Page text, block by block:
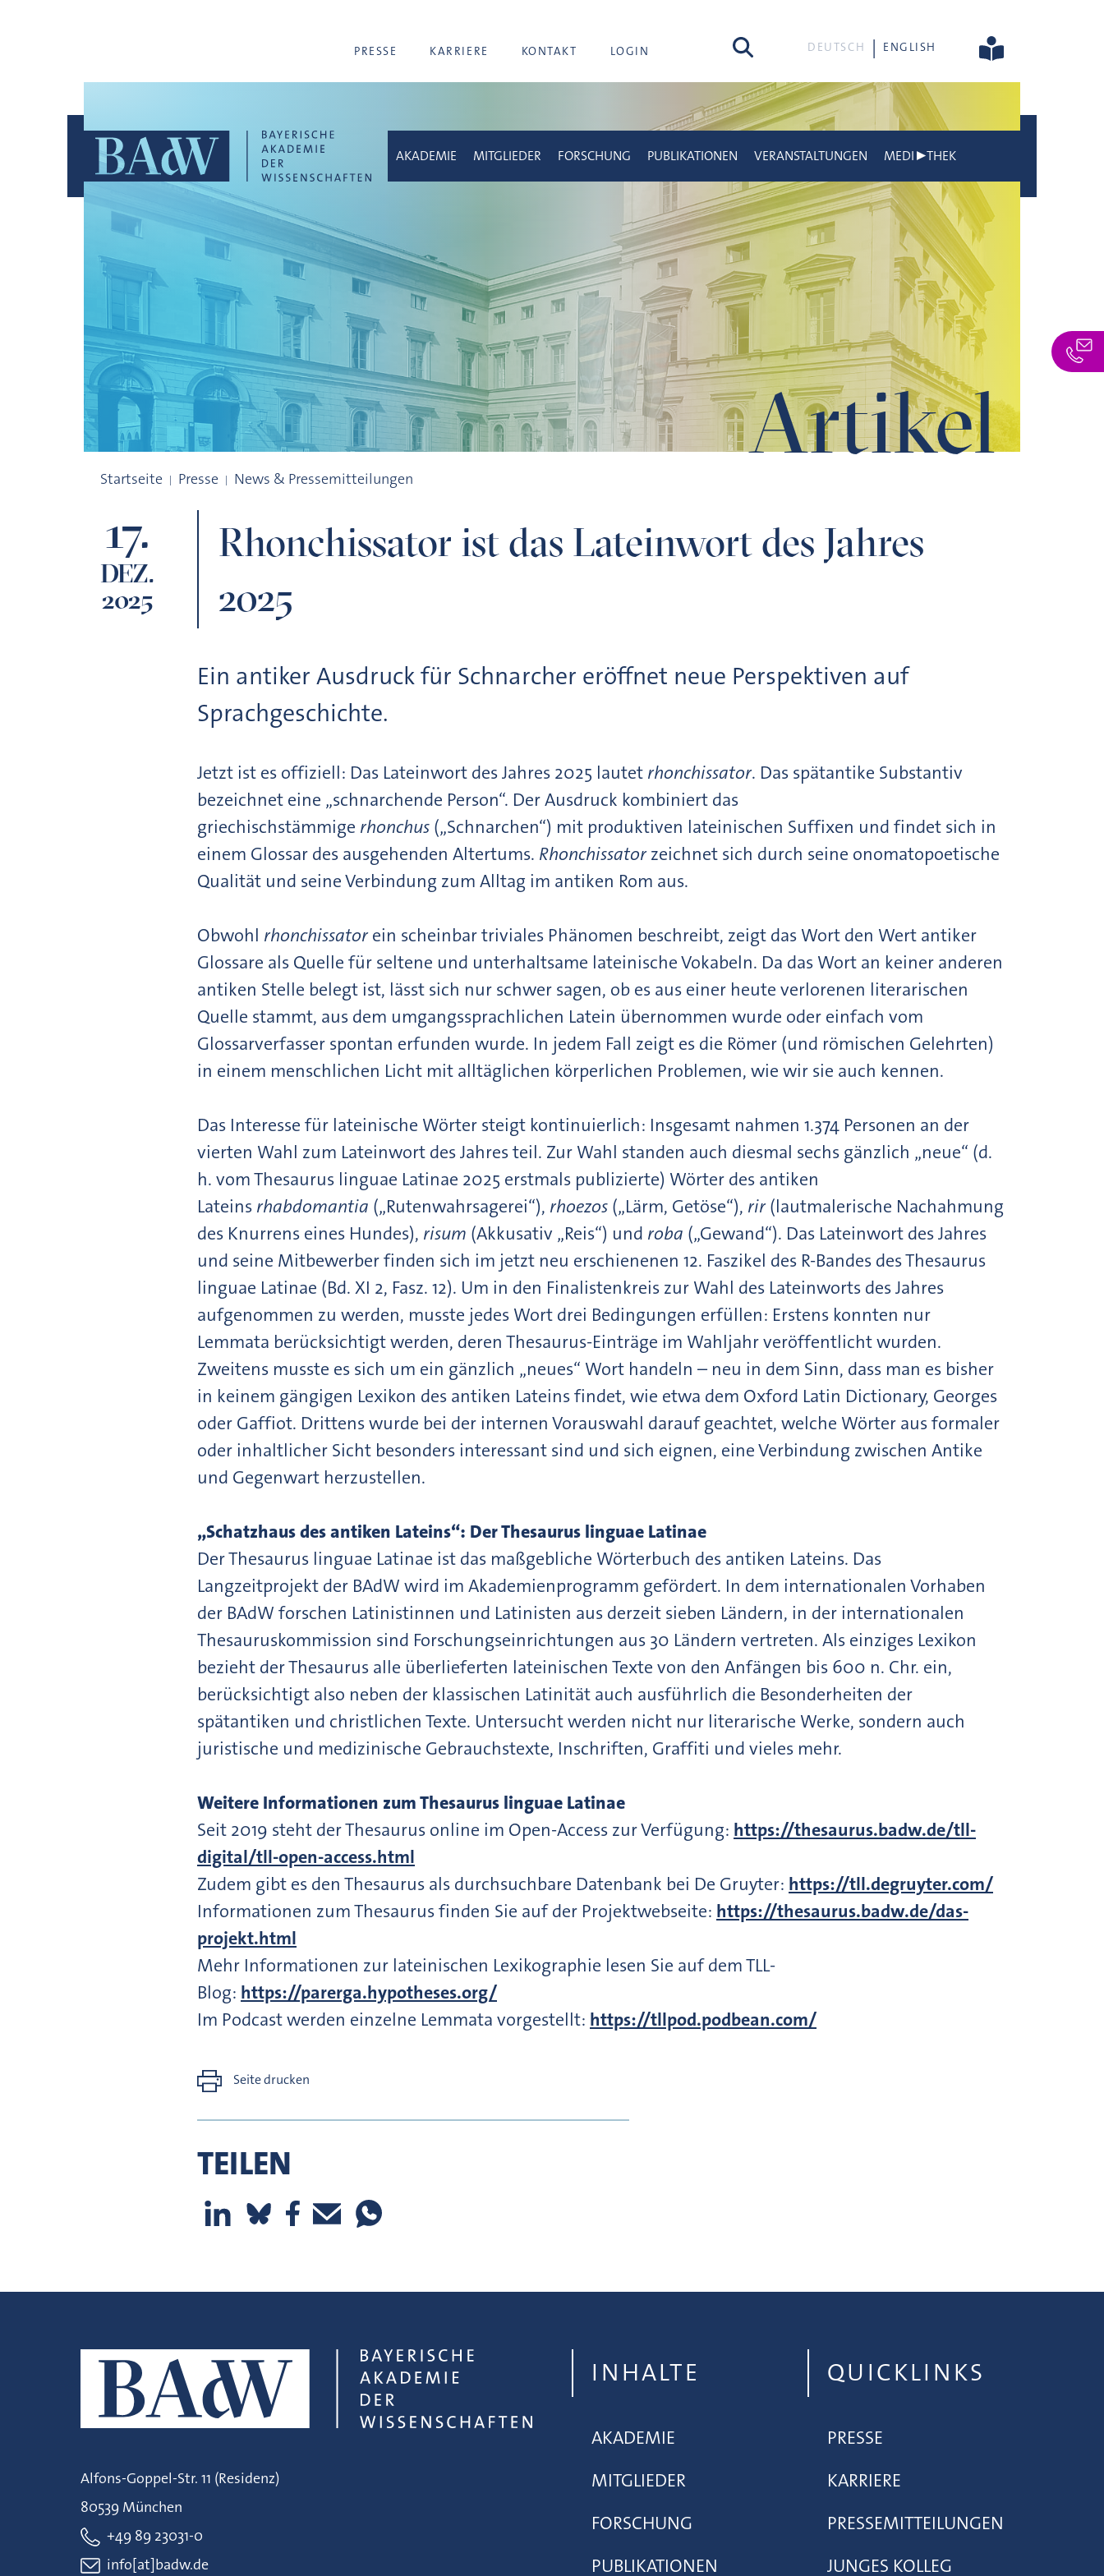
PRESSE KARRIERE KONTAKT LOGIN Suche DEUTSCH ENGLISH
Artikel
AKADEMIE MITGLIEDER FORSCHUNG PUBLIKATIONEN VERANSTALTUNGEN MEDI▶THEK
Startseite Presse News & Pressemitteilungen
17.
DEZ.
2025
Rhonchissator ist das Lateinwort des Jahres
2025
Ein antiker Ausdruck für Schnarcher eröffnet neue Perspektiven auf
Sprachgeschichte.
Jetzt ist es offiziell: Das Lateinwort des Jahres 2025 lautet rhonchissator. Das spätantike Substantiv
bezeichnet eine „schnarchende Person“. Der Ausdruck kombiniert das
griechischstämmige rhonchus („Schnarchen“) mit produktiven lateinischen Suffixen und findet sich in
einem Glossar des ausgehenden Altertums. Rhonchissatorzeichnet sich durch seine onomatopoetische
Qualität und seine Verbindung zum Alltag im antiken Rom aus.
Obwohl rhonchissatorein scheinbar triviales Phänomen beschreibt, zeigt das Wort den Wert antiker
Glossare als Quelle für seltene und unterhaltsame lateinische Vokabeln. Da das Wort an keiner anderen
antiken Stelle belegt ist, lässt sich nur schwer sagen, ob es aus einer heute verlorenen literarischen
Quelle stammt, aus dem umgangssprachlichen Latein übernommen wurde oder einfach vom
Glossarverfasser spontan erfunden wurde. In jedem Fall zeigt es die Römer (und römischen Gelehrten)
in einem menschlichen Licht mit alltäglichen körperlichen Problemen, wie wir sie auch kennen.
Das Interesse für lateinische Wörter steigt kontinuierlich: Insgesamt nahmen 1.374 Personen an der
vierten Wahl zum Lateinwort des Jahres teil. Zur Wahl standen auch diesmal sechs gänzlich „neue“ (d.
h. vom Thesaurus linguae Latinae 2025 erstmals publizierte) Wörter des antiken
Lateins rhabdomantia („Rutenwahrsagerei“), rhoezos („Lärm, Getöse“), rir(lautmalerische Nachahmung
des Knurrens eines Hundes), risum (Akkusativ „Reis“) und roba („Gewand“). Das Lateinwort des Jahres
und seine Mitbewerber finden sich im jetzt neu erschienenen 12. Faszikel des R-Bandes des Thesaurus
linguae Latinae (Bd. XI 2, Fasz. 12). Um in den Finalistenkreis zur Wahl des Lateinworts des Jahres
aufgenommen zu werden, musste jedes Wort drei Bedingungen erfüllen: Erstens konnten nur
Lemmata berücksichtigt werden, deren Thesaurus-Einträge im Wahljahr veröffentlicht wurden.
Zweitens musste es sich um ein gänzlich „neues“ Wort handeln – neu in dem Sinn, dass man es bisher
in keinem gängigen Lexikon des antiken Lateins findet, wie etwa dem Oxford Latin Dictionary, Georges
oder Gaffiot. Drittens wurde bei der internen Vorauswahl darauf geachtet, welche Wörter aus formaler
oder inhaltlicher Sicht besonders interessant sind und sich eignen, eine Verbindung zwischen Antike
und Gegenwart herzustellen.
„Schatzhaus des antiken Lateins“: Der Thesaurus linguae Latinae
Der Thesaurus linguae Latinae ist das maßgebliche Wörterbuch des antiken Lateins. Das
Langzeitprojekt der BAdW wird im Akademienprogramm gefördert. In dem internationalen Vorhaben
der BAdW forschen Latinistinnen und Latinisten aus derzeit sieben Ländern, in der internationalen
Thesauruskommission sind Forschungseinrichtungen aus 30 Ländern vertreten. Als einziges Lexikon
bezieht der Thesaurus alle überlieferten lateinischen Texte von den Anfängen bis 600 n. Chr. ein,
berücksichtigt also neben der klassischen Latinität auch ausführlich die Besonderheiten der
spätantiken und christlichen Texte. Untersucht werden nicht nur literarische Werke, sondern auch
juristische und medizinische Gebrauchstexte, Inschriften, Graffiti und vieles mehr.
Weitere Informationen zum Thesaurus linguae Latinae
Seit 2019 steht der Thesaurus online im Open-Access zur Verfügung: https://thesaurus.badw.de/tll-
digital/tll-open-access.html
Zudem gibt es den Thesaurus als durchsuchbare Datenbank bei De Gruyter: https://tll.degruyter.com/
Informationen zum Thesaurus finden Sie auf der Projektwebseite: https://thesaurus.badw.de/das-
projekt.html
Mehr Informationen zur lateinischen Lexikographie lesen Sie auf dem TLL-
Blog: https://parerga.hypotheses.org/
Im Podcast werden einzelne Lemmata vorgestellt: https://tllpod.podbean.com/
Seite drucken
TEILEN
Alfons-Goppel-Str. 11 (Residenz)
80539 München
+49 89 23031-0
info[at]badw.de
INHALTE
AKADEMIE
MITGLIEDER
FORSCHUNG
PUBLIKATIONEN
QUICKLINKS
PRESSE
KARRIERE
PRESSEMITTEILUNGEN
JUNGES KOLLEG